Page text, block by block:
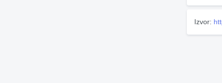
Izvor: